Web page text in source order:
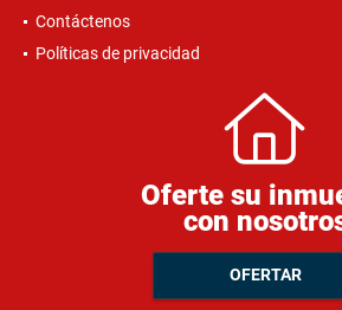
Contáctenos
Políticas de privacidad
Oferte su
con
OFERTAR